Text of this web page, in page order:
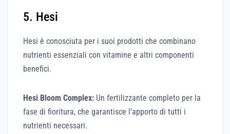
5. Hesi
Hesi è conosciuta per i suoi prodotti che combinano
nutrienti essenziali con vitamine e altri componenti
benefici.
Hesi Bloom Complex: Un fertilizzante completo per la
fase di fioritura, che garantisce l’apporto di tutti i
nutrienti necessari.